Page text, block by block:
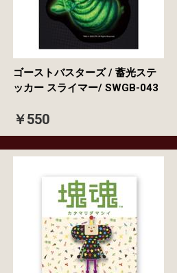
ゴーストバスターズ / 蓄光ステ
ッカー スライマー/ SWGB-043
￥550